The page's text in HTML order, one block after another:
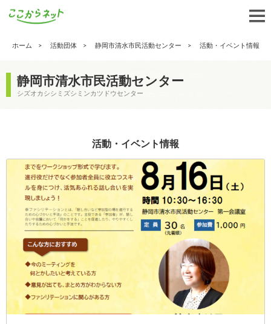
ホーム 活動団体 静岡市清水市民活動センター 活動・イベント情報
静岡市清水市民活動センター
シズオカシシミズシミンカツドウセンター
活動・イベント情報